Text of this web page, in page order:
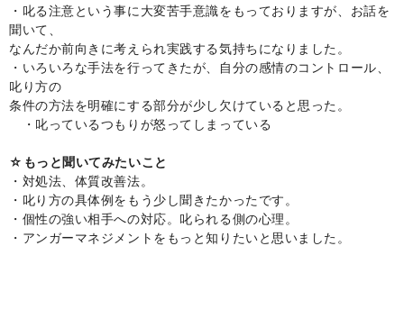
・叱る注意という事に大変苦手意識をもっておりますが、お話を
聞いて、
なんだか前向きに考えられ実践する気持ちになりました。
・いろいろな手法を行ってきたが、自分の感情のコントロール、
叱り方の
条件の方法を明確にする部分が少し欠けていると思った。
・叱っているつもりが怒ってしまっている
☆もっと聞いてみたいこと
・対処法、体質改善法。
・叱り方の具体例をもう少し聞きたかったです。
・個性の強い相手への対応。叱られる側の心理。
・アンガーマネジメントをもっと知りたいと思いました。